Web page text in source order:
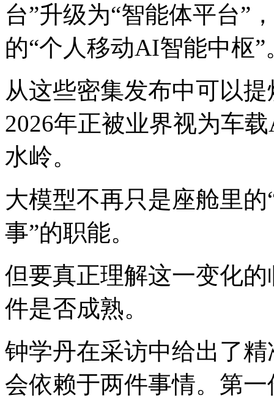
台”升级为“智能体平台”
的“个人移动AI智能中枢”
从这些密集发布中可以
2026年正被业界视为车
水岭。
大模型不再只是座舱里
事”的职能。
但要真正理解这一变化
件是否成熟。
钟学丹在采访中给出了
会依赖于两件事情。第